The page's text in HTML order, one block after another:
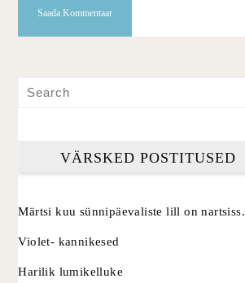
VÄRSKED POSTITUSED
Märtsi kuu sünnipäevaliste lill on nartsiss.
Violet- kannikesed
Harilik lumikelluke